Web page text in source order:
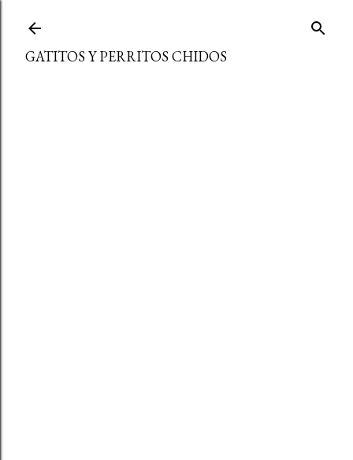
GATITOS Y PERRITOS CHIDOS